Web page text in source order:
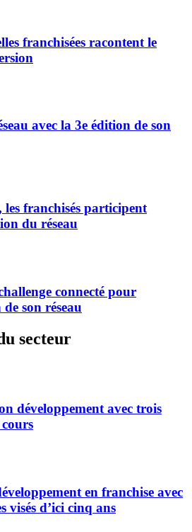
franchisées racontent le
avec la 3e édition de son
franchisés participent
du réseau
connecté pour
son réseau
secteur
développement avec trois
en franchise avec
visés d’ici cinq ans